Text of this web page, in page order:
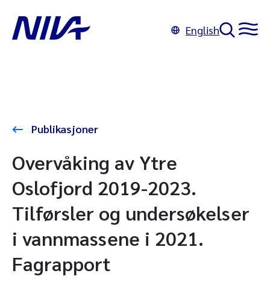
English
Publikasjoner
Overvåking av Ytre
Oslofjord 2019-2023.
Tilførsler og undersøkelser
i vannmassene i 2021.
Fagrapport